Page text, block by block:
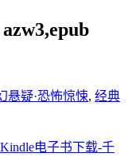
悬疑·恐怖惊悚, 经典